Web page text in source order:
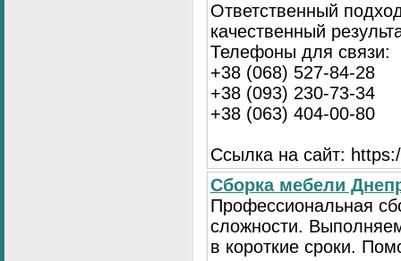
Ответственный
качественный
Телефоны для связи:
+38 (068) 527-84-28
+38 (093) 230-73-34
+38 (063) 404-00-80
Ссылка на сайт:
Сборка мебели
Профессиональная
сложности.
в короткие сроки.